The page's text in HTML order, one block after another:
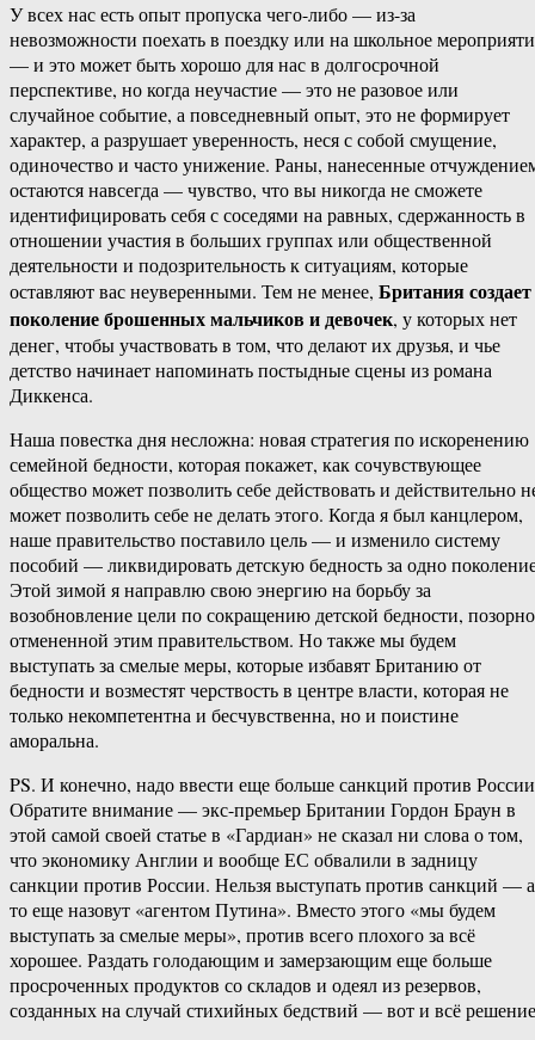
У всех нас есть опыт пропуска чего-​либо — из-за
невозможности поехать в поездку или на школьное
— и это может быть хорошо для нас в долгосрочной
перспективе, но когда неучастие — это не разовое или
случайное событие, а повседневный опыт, это не формирует
характер, а разрушает уверенность, неся с собой смущение,
одиночество и часто унижение. Раны, нанесенные
остаются навсегда — чувство, что вы никогда не сможете
идентифицировать себя с соседями на равных, сдержанность в
отношении участия в больших группах или общественной
деятельности и подозрительность к ситуациям, которые
оставляют вас неуверенными. Тем не менее, Британия создает
поколение брошенных мальчиков и девочек, у которых нет
денег, чтобы участвовать в том, что делают их друзья, и чье
детство начинает напоминать постыдные сцены из романа
Диккенса.
Наша повестка дня несложна: новая стратегия по искоренению
семейной бедности, которая покажет, как сочувствующее
общество может позволить себе действовать и действительно
может позволить себе не делать этого. Когда я был канцлером,
наше правительство поставило цель — и изменило систему
пособий — ликвидировать детскую бедность за одно
Этой зимой я направлю свою энергию на борьбу за
возобновление цели по сокращению детской бедности, позорно
отмененной этим правительством. Но также мы будем
выступать за смелые меры, которые избавят Британию от
бедности и возместят черствость в центре власти, которая не
только некомпетентна и бесчувственна, но и поистине
аморальна.
PS. И конечно, надо ввести еще больше санкций против
Обратите внимание — экс-​премьер Британии Гордон Браун в
этой самой своей статье в «Гардиан» не сказал ни слова о том,
что экономику Англии и вообще ЕС обвалили в задницу
санкции против России. Нельзя выступать против санкций — а
то еще назовут «агентом Путина». Вместо этого «мы будем
выступать за смелые меры», против всего плохого за всё
хорошее. Раздать голодающим и замерзающим еще больше
просроченных продуктов со складов и одеял из резервов,
созданных на случай стихийных бедствий — вот и всё